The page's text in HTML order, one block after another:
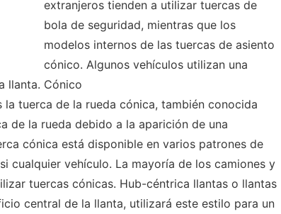
extranjeros tienden a utilizar tuercas de
bola de seguridad, mientras que los
modelos internos de las tuercas de asiento
cónico. Algunos vehículos utilizan una
llanta. Cónico
la tuerca de la rueda cónica, también conocida
de la rueda debido a la aparición de una
cónica está disponible en varios patrones de
cualquier vehículo. La mayoría de los camiones y
tuercas cónicas. Hub-céntrica llantas o llantas
central de la llanta, utilizará este estilo para un